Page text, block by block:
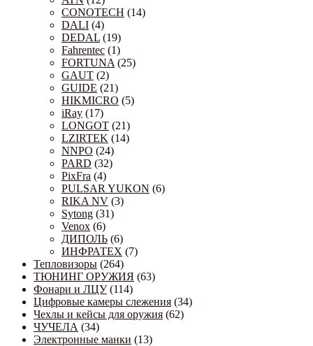
CONOTECH (14)
DALI (4)
DEDAL (19)
Fahrentec (1)
FORTUNA (25)
GAUT (2)
GUIDE (21)
HIKMICRO (5)
iRay (17)
LONGOT (21)
LZIRTEK (14)
NNPO (24)
PARD (32)
PixFra (4)
PULSAR YUKON (6)
RIKA NV (3)
Sytong (31)
Venox (6)
ДИПОЛЬ (6)
ИНФРАТЕХ (7)
Тепловизоры (264)
ТЮНИНГ ОРУЖИЯ (63)
Фонари и ЛЦУ (114)
Цифровые камеры слежения (34)
Чехлы и кейсы для оружия (62)
ЧУЧЕЛА (34)
Электронные манки (13)